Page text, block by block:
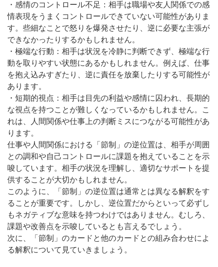
・感情のコントロール不足：相手は職場や友人関係での感
情表現をうまくコントロールできていない可能性がありま
す。些細なことで怒りを爆発させたり、逆に必要な主張が
できなかったりするかもしれません。
・極端な行動：相手は状況を冷静に判断できず、極端な行
動を取りやすい状態にあるかもしれません。例えば、仕事
を抱え込みすぎたり、逆に責任を放棄したりする可能性が
あります。
・短期的視点：相手は目先の利益や感情に囚われ、長期的
な視点を持つことが難しくなっているかもしれません。こ
れは、人間関係や仕事上の判断ミスにつながる可能性があ
ります。
仕事や人間関係における「節制」の逆位置は、相手が周囲
との調和や自己コントロールに課題を抱えていることを示
唆しています。相手の状況を理解し、適切なサポートを提
供することが大切かもしれません。
このように、「節制」の逆位置は通常とは異なる解釈をす
ることが重要です。しかし、逆位置だからといって必ずし
もネガティブな意味を持つわけではありません。むしろ、
課題や改善点を示唆しているとも言えるでしょう。
次に、「節制」のカードと他のカードとの組み合わせによ
る解釈について見ていきましょう。